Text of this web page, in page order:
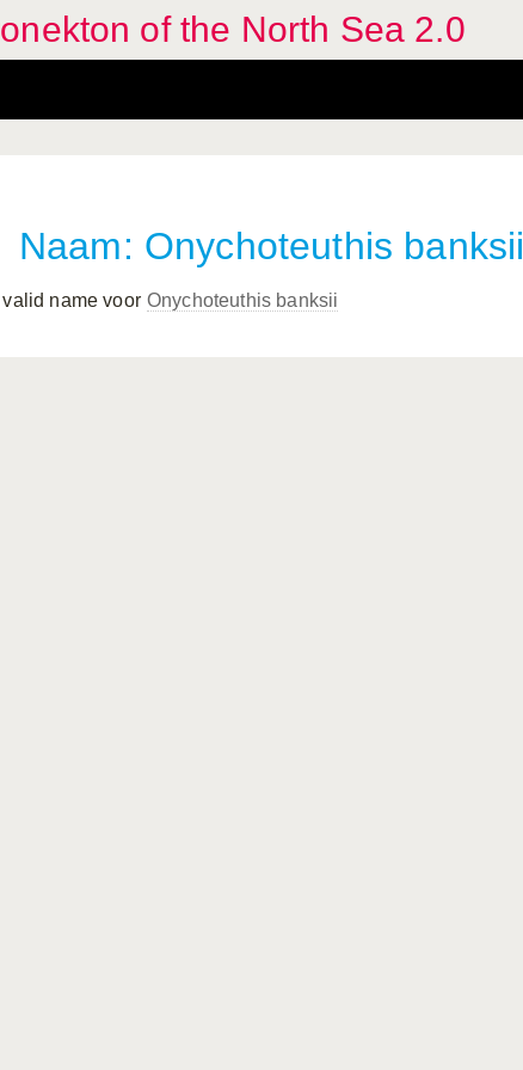
of the North Sea 2.0
Naam: Onychoteuthis banksii
valid name voor Onychoteuthis banksii